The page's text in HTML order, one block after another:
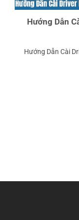
Hướng Dẫn
Hướng Dẫn Cài